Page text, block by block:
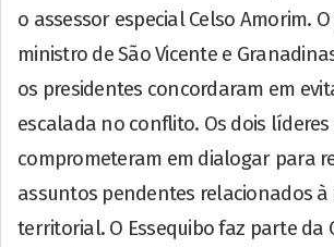
o assessor especial Celso Amorim.
ministro de São Vicente e
os presidentes concordaram em
escalada no conflito. Os dois
comprometeram em dialogar para
assuntos pendentes relacionados à
territorial. O Essequibo faz parte da